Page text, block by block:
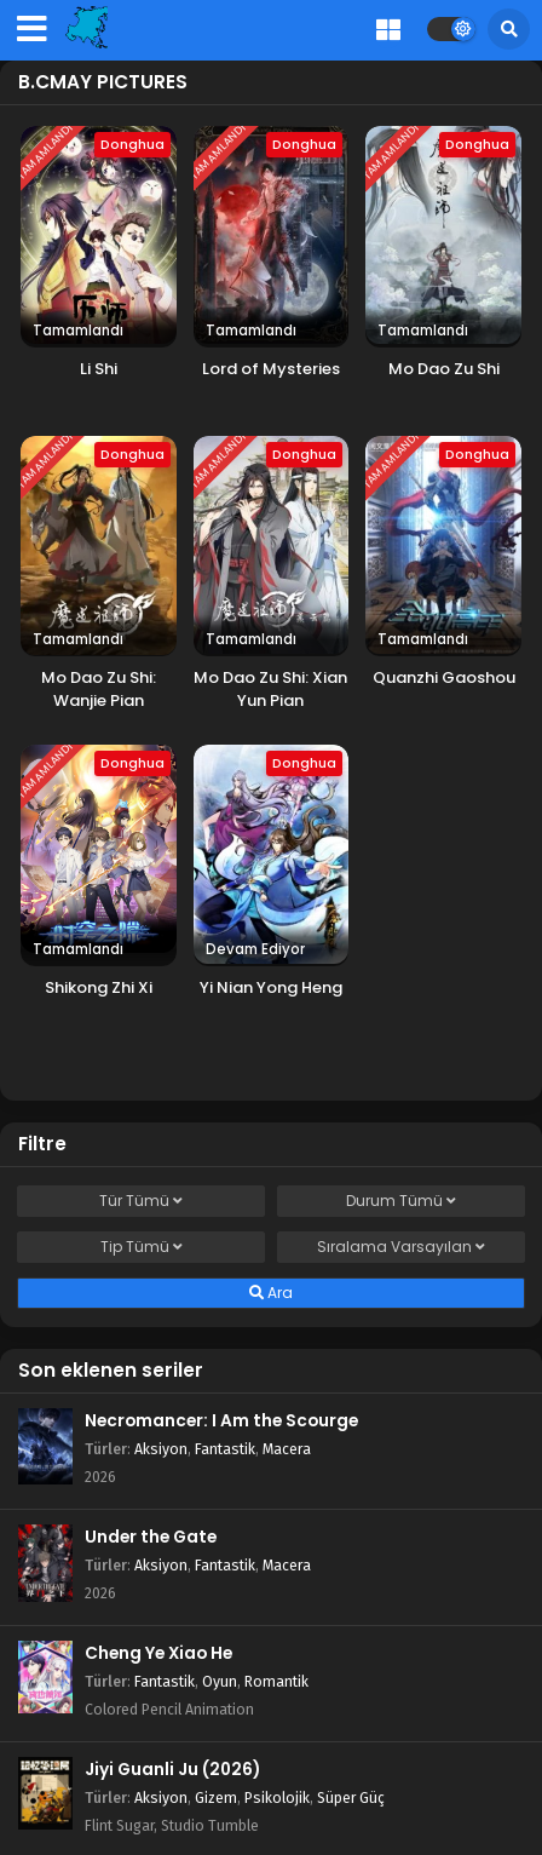
B.CMAY PICTURES
TAMAMLANDI Donghua
Tamamlandı
Li Shi
TAMAMLANDI Donghua
Tamamlandı
Lord of Mysteries
TAMAMLANDI Donghua
Tamamlandı
Mo Dao Zu Shi
TAMAMLANDI Donghua
Tamamlandı
Mo Dao Zu Shi:
Wanjie Pian
TAMAMLANDI Donghua
Tamamlandı
Mo Dao Zu Shi: Xian
Yun Pian
TAMAMLANDI Donghua
Tamamlandı
Quanzhi Gaoshou
TAMAMLANDI Donghua
Tamamlandı
Shikong Zhi Xi
Donghua
Devam Ediyor
Yi Nian Yong Heng
Filtre
TürTümü Durum Tümü
TipTümü Sıralama Varsayılan
Ara
Son eklenen seriler
Necromancer: I Am the Scourge
Türler: Aksiyon, Fantastik, Macera
2026
Under the Gate
Türler: Aksiyon, Fantastik, Macera
2026
Cheng Ye Xiao He
Türler: Fantastik, Oyun, Romantik
Colored Pencil Animation
Jiyi Guanli Ju (2026)
Türler: Aksiyon, Gizem, Psikolojik, Süper Güç
Flint Sugar, Studio Tumble